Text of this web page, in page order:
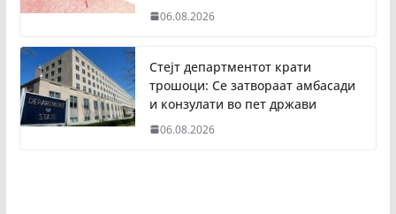
06.08.2026
Стејт департментот крати
трошоци: Се затвораат амбасади
и конзулати во пет држави
06.08.2026